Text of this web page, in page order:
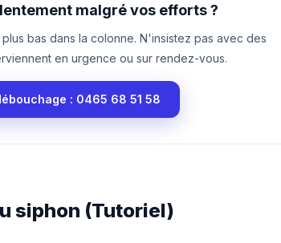
malgré vos efforts ?
bas dans la colonne. N'insistez pas avec des
en urgence ou sur rendez-vous.
: 0465 68 51 58
siphon (Tutoriel)